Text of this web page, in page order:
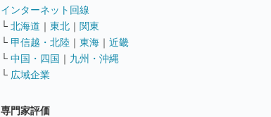
インターネット回線
└ 北海道 ｜ 東北 ｜ 関東
└ 甲信越・北陸 ｜ 東海 ｜ 近畿
└ 中国・四国 ｜ 九州・沖縄
└ 広域企業
専門家評価